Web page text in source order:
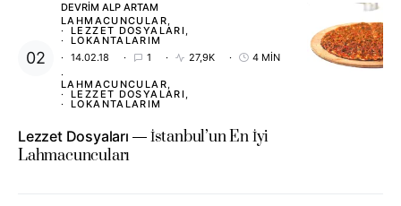
DEVRIM ALP ARTAM
LAHMACUNCULAR
LEZZET DOSYALARI
LOKANTALARIM
14.02.18
1 27,9K 4 MIN
LAHMACUNCULAR
LEZZET DOSYALARI
LOKANTALARIM
Lezzet Dosyaları
İstanbul’un En İyi
Lahmacuncuları